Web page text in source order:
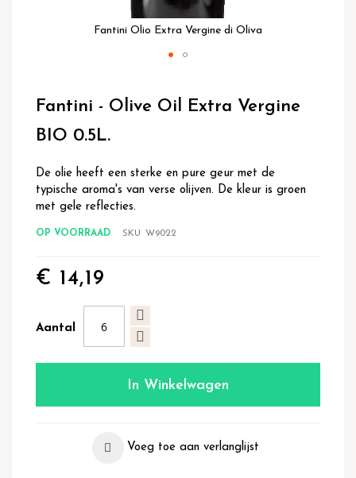
Fantini Olio Extra Vergine di Oliva
het
van
afbeeldingen-
gallerij
Fantini - Olive Oil Extra Vergine
BIO 0.5L.
De olie heeft een sterke en pure geur met de
typische aroma's van verse olijven. De kleur is groen
met gele reflecties.
OP VOORRAAD SKU W9022
€ 14,19
Aantal
In Winkelwagen
Voeg toe aan verlanglijst